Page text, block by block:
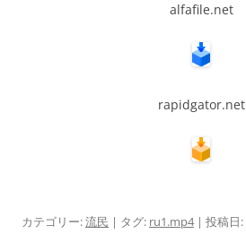
alfafile.net
rapidgator.net
カテゴリー:流民 | タグ: ru1.mp4| 投稿日: